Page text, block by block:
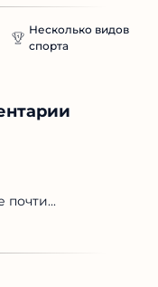
Несколько видов
спорта